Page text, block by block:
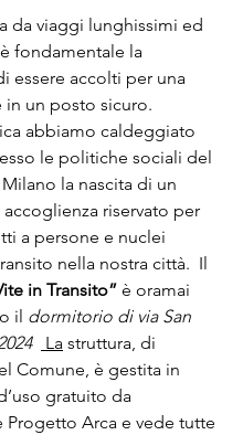
da viaggi lunghissimi ed
fondamentale la
essere accolti per una
in un posto sicuro.
abbiamo caldeggiato
le politiche sociali del
la nascita di un
riservato per
a persone e nuclei
nella nostra città.  Il
in Transito” è oramai
il dormitorio di via San
La struttura, di
Comune, è gestita in
gratuito da
Progetto Arca e vede tutte